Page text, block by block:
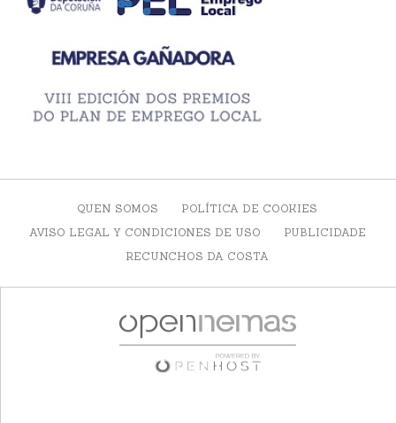
QUEN SOMOS
POLÍTICA DE COOKIES
AVISO LEGAL Y CONDICIONES DE USO
PUBLICIDADE
RECUNCHOS DA COSTA